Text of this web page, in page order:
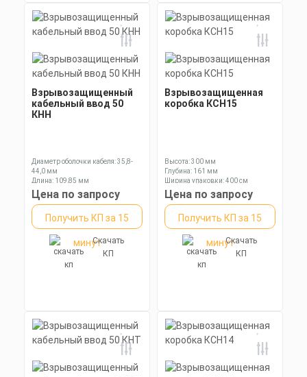
Взрывозащищенный
кабельный ввод 50
КНН
Диаметр оболочки кабеля: 35,8-
44,0 мм
Длина: 109,85 мм
Ключ: 60 мм
Цена по запросу
Получить КП за 15
минутСкачать
КП
Взрывозащищенная
коробка КСН15
Высота: 300 мм
Глубина: 161 мм
Ширина упаковки: 400 см
Цена по запросу
Получить КП за 15
минутСкачать
КП